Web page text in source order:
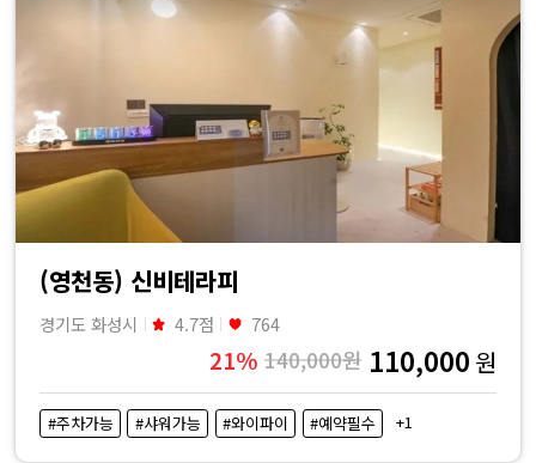
마
짱
(영천동) 신비테라피
경기도 화성시 4.7점 764
21% 140,000원 110,000 원
#주차가능 #샤워가능 #와이파이 #예약필수 +1